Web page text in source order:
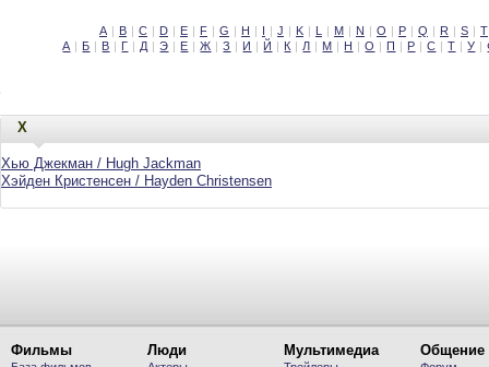
A | B | C | D | E | F | G | H | I | J | K | L | M | N | O | P | Q | R | S | T
А | Б | В | Г | Д | Э | Е | Ж | З | И | Й | К | Л | М | Н | О | П | Р | С | Т | У |
Х
Хью Джекман / Hugh Jackman
Хэйден Кристенсен / Hayden Christensen
Фильмы Люди Мультимедиа Общение